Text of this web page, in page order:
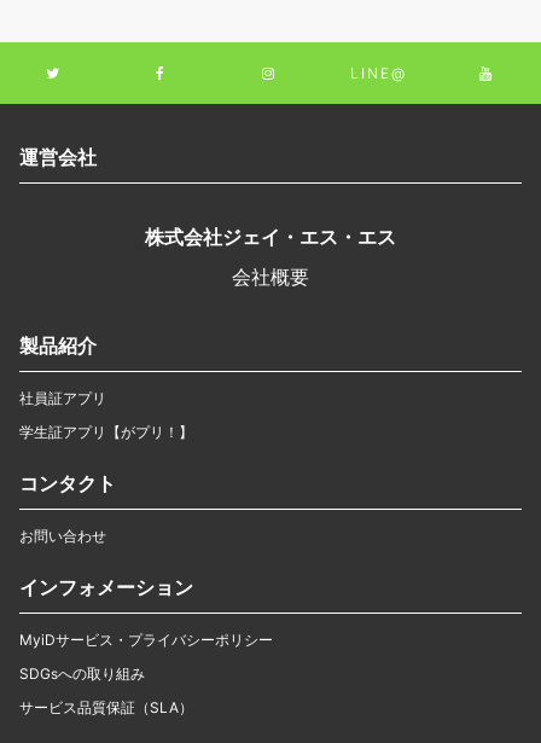
LINE@
運営会社
株式会社ジェイ・エス・エス
会社概要
製品紹介
社員証アプリ
学生証アプリ【がプリ！】
コンタクト
お問い合わせ
インフォメーション
MyiDサービス・プライバシーポリシー
SDGsへの取り組み
サービス品質保証（SLA）